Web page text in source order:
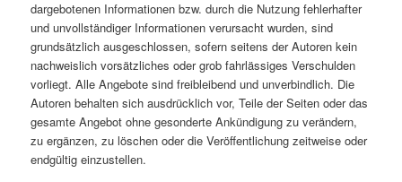
dargebotenen Informationen bzw. durch die Nutzung fehlerhafter
und unvollständiger Informationen verursacht wurden, sind
grundsätzlich ausgeschlossen, sofern seitens der Autoren kein
nachweislich vorsätzliches oder grob fahrlässiges Verschulden
vorliegt. Alle Angebote sind freibleibend und unverbindlich. Die
Autoren behalten sich ausdrücklich vor, Teile der Seiten oder das
gesamte Angebot ohne gesonderte Ankündigung zu verändern,
zu ergänzen, zu löschen oder die Veröffentlichung zeitweise oder
endgültig einzustellen.